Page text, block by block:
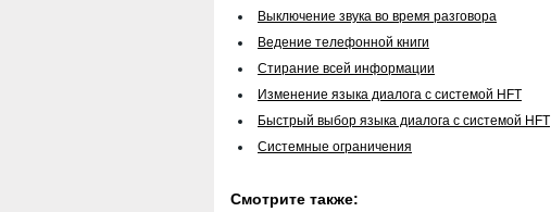
Выключение звука во время разговора
Ведение телефонной книги
Стирание всей информации
Изменение языка диалога с системой HFT
Быстрый выбор языка диалога с системой HFT
Системные ограничения
Смотрите также: